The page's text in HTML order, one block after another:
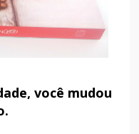
você mudou